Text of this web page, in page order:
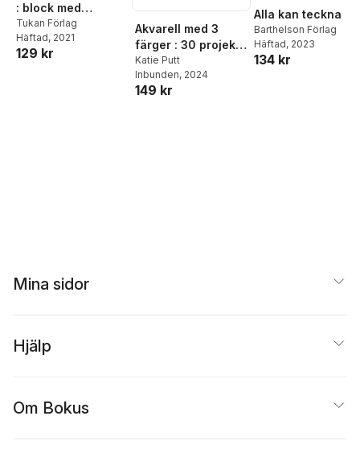
: block med
övningar
Tukan Förlag
Häftad, 2021
129 kr
Akvarell med 3
färger : 30 projekt
enkelt & kreativt
Katie Putt
Inbunden, 2024
149 kr
Alla kan teckna
Barthelson Förlag
Häftad, 2023
134 kr
Mina sidor
Hjälp
Om Bokus